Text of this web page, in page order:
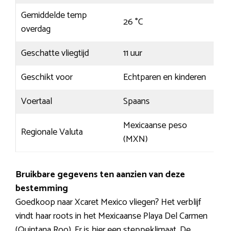
Gemiddelde temp
overdag
26 °C
Geschatte vliegtijd
11 uur
Geschikt voor
Echtparen en kinderen
Voertaal
Spaans
Regionale Valuta
Mexicaanse peso
(MXN)
Bruikbare gegevens ten aanzien van deze
bestemming
Goedkoop naar Xcaret Mexico vliegen? Het verblijf
vindt haar roots in het Mexicaanse Playa Del Carmen